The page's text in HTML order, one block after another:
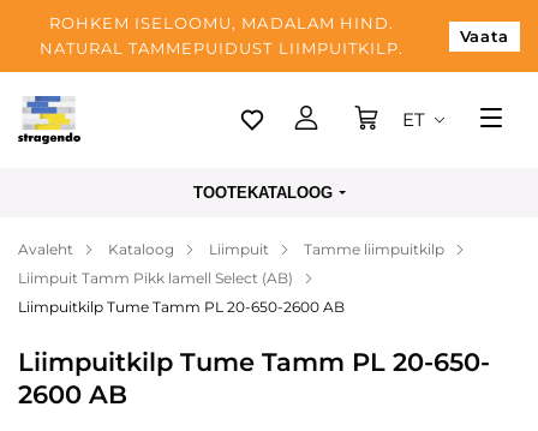
ROHKEM ISELOOMU, MADALAM HIND.
NATURAL TAMMEPUIDUST LIIMPUITKILP.
Vaata
Tallinn
Makse
Meist
Kontaktid
ET
TOOTEKATALOOG
Avaleht Kataloog Liimpuit
Tamme liimpuitkilp
Liimpuit Tamm Pikk lamell Select (AB)
Liimpuitkilp Tume Tamm PL 20-650-2600 AB
Liimpuitkilp Tume Tamm PL 20-650-
2600 AB